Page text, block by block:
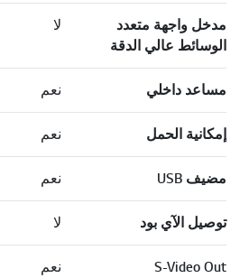
مدخل واجهة متعدد
الوسائط عالي الدقة
لا
مساعد داخلي نعم
إمكانية الحمل نعم
مضيف USB نعم
توصيل الآي بود لا
S-Video Out نعم